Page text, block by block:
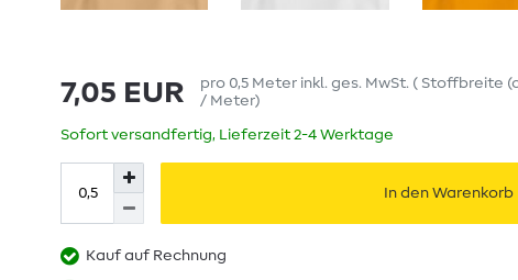
7,05 EUR pro 0,5 Meter inkl. ges. MwSt. ( Stoffbreite
/ Meter)
Sofort versandfertig, Lieferzeit 2-4 Werktage
In den Warenkorb
Kauf auf Rechnung